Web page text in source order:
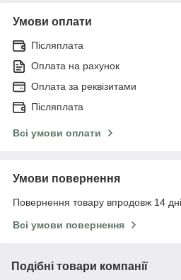
Умови оплати
Післяплата
Оплата на рахунок
Оплата за реквізитами
Післяплата
Всі умови оплати
Умови повернення
Повернення товару впродовж 14
Всі умови повернення
Подібні товари компанії